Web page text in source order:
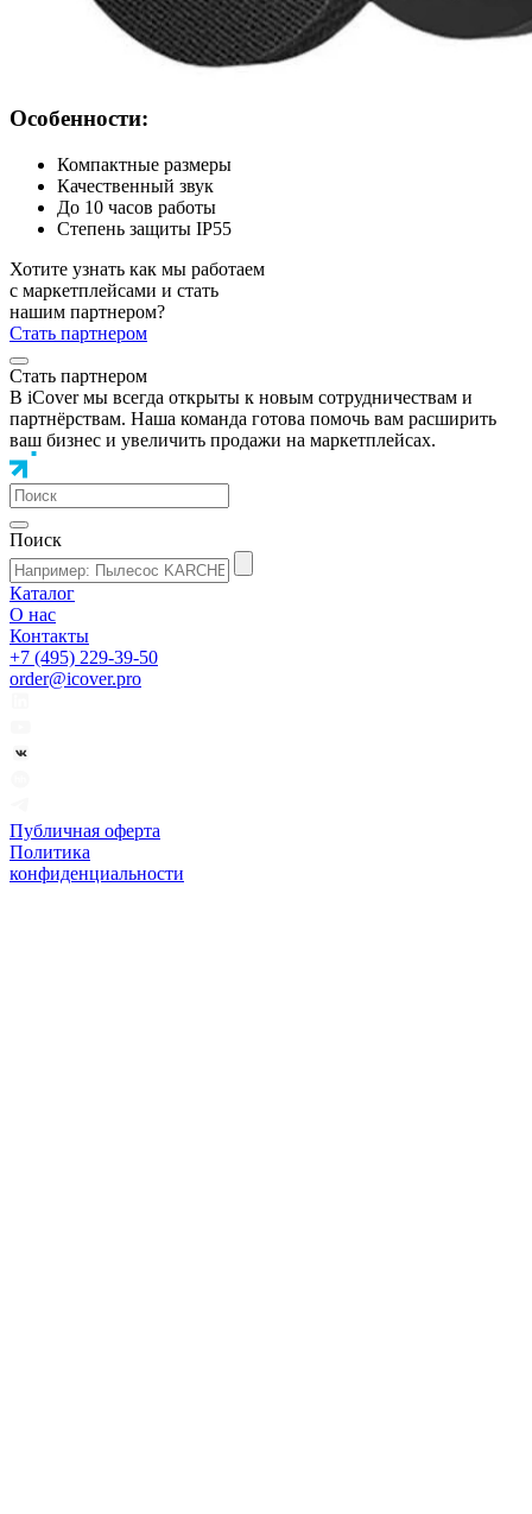
Особенности:
Компактные размеры
Качественный звук
До 10 часов работы
Степень защиты IP55
Хотите узнать как мы работаем
с маркетплейсами и стать
нашим партнером?
Стать партнером
Стать партнером
В iCover мы всегда открыты к новым сотрудничествам и
партнёрствам. Наша команда готова помочь вам расширить
ваш бизнес и увеличить продажи на маркетплейсах.
Поиск
Каталог
О нас
Контакты
+7 (495) 229-39-50
order@icover.pro
Публичная оферта
Политика
конфиденциальности